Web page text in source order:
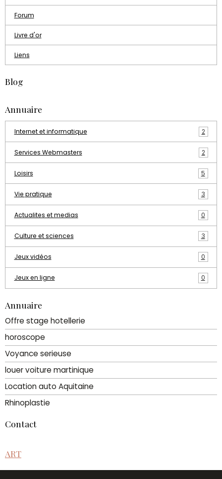
Forum
Livre d'or
Liens
Blog
Annuaire
Internet et informatique 2
Services Webmasters 2
Loisirs 5
Vie pratique 3
Actualites et medias 0
Culture et sciences 3
Jeux vidéos 0
Jeux en ligne 0
Annuaire
Offre stage hotellerie
horoscope
Voyance serieuse
louer voiture martinique
Location auto Aquitaine
Rhinoplastie
Contact
ART